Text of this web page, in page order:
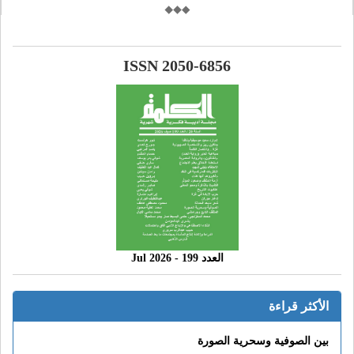
ISSN 2050-6856
العدد 199 - 2026 Jul
الأكثر قراءة
بين الصوفية وسحرية الصورة